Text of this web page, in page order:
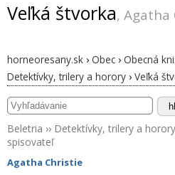
Veľká štvorka, Agatha
horneoresany.sk › Obec › Obecná
Detektívky, trilery a horory › Veľká
Beletria ›› Detektívky, trilery a horory
spisovateľ
Agatha Christie